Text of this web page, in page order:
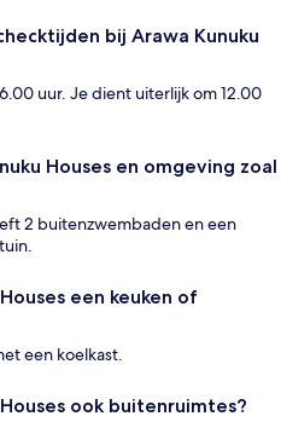
bij Arawa Kunuku
uur. Je dient uiterlijk om 12.00
Houses en omgeving zoal
2 buitenzwembaden en een
een keuken of
een koelkast.
ook buitenruimtes?